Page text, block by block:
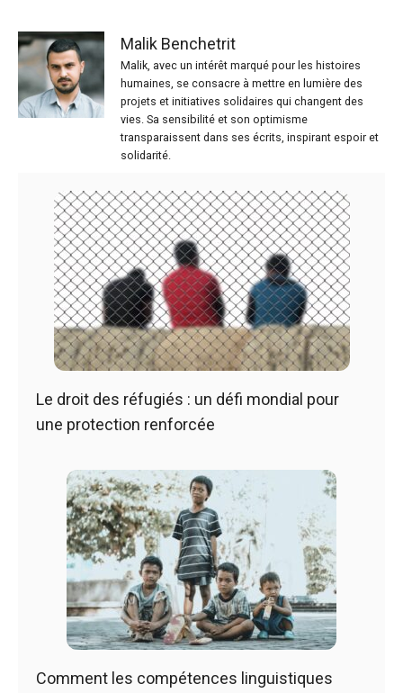
Malik Benchetrit
Malik, avec un intérêt marqué pour les histoires
humaines, se consacre à mettre en lumière des
projets et initiatives solidaires qui changent des
vies. Sa sensibilité et son optimisme
transparaissent dans ses écrits, inspirant espoir et
solidarité.
Le droit des réfugiés : un défi mondial pour
une protection renforcée
Comment les compétences linguistiques